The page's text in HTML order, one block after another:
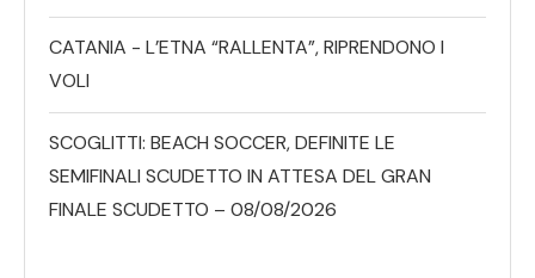
CATANIA - L’ETNA “RALLENTA”, RIPRENDONO I
VOLI
SCOGLITTI: BEACH SOCCER, DEFINITE LE
SEMIFINALI SCUDETTO IN ATTESA DEL GRAN
FINALE SCUDETTO – 08/08/2026